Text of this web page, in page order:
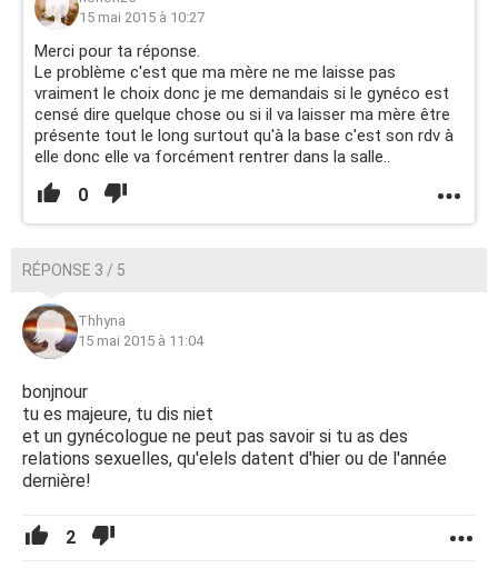
15 mai 2015 à 10:27
Merci pour ta réponse.
Le problème c'est que ma mère ne me laisse pas
vraiment le choix donc je me demandais si le gynéco est
censé dire quelque chose ou si il va laisser ma mère être
présente tout le long surtout qu'à la base c'est son rdv à
elle donc elle va forcément rentrer dans la salle..
0
RÉPONSE 3 / 5
Thhyna
15 mai 2015 à 11:04
bonjnour
tu es majeure, tu dis niet
et un gynécologue ne peut pas savoir si tu as des
relations sexuelles, qu'elels datent d'hier ou de l'année
dernière!
2